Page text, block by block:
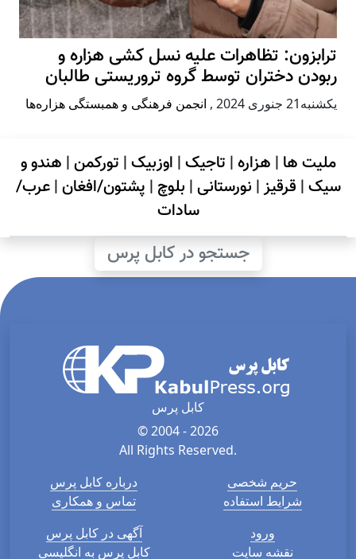
ترابزون: تظاهرات علیه نسل کشی هزاره و
ربودن دختران توسط گروه تروریستی طالبان
يكشنبه21 جنوری 2024 , انجمن فرهنگی و همبستگی هزاره‌ها
ملیت ها | هزاره| تاجیک| اوزبیک| تورکمن| هندو و
سیک| قرقیز| نورستانی| بلوچ | پشتون/افغان|عرب/
سادات
جستجو در کابل پرس
کابل پرس
© 2004 - 2026
All Rights Reserved.
درباره کابل پرس
تماس و همکاری
حریم شخصی
شرایط استفاده
آگهی در کابل پرس
کابل پرس به انگلیسی
ورود
نقشه سایت